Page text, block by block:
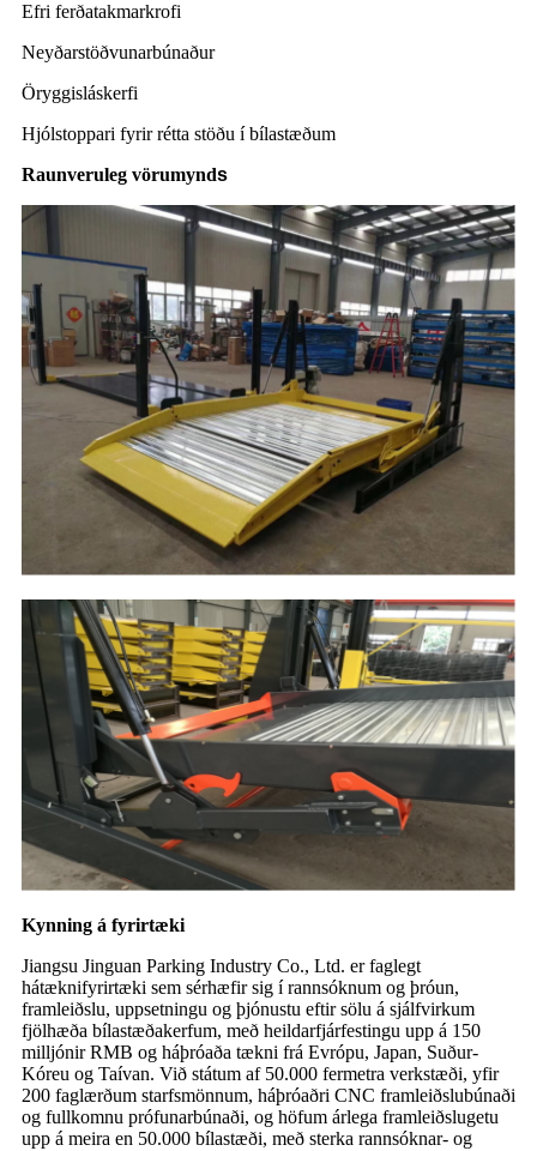
Efri ferðatakmarkrofi
Neyðarstöðvunarbúnaður
Öryggisláskerfi
Hjólstoppari fyrir rétta stöðu í bílastæðum
Raunveruleg vörumynds
Kynning á fyrirtæki
Jiangsu Jinguan Parking Industry Co., Ltd. er faglegt
hátæknifyrirtæki sem sérhæfir sig í rannsóknum og þróun,
framleiðslu, uppsetningu og þjónustu eftir sölu á sjálfvirkum
fjölhæða bílastæðakerfum, með heildarfjárfestingu upp á 150
milljónir RMB og háþróaða tækni frá Evrópu, Japan, Suður-
Kóreu og Taívan. Við státum af 50.000 fermetra verkstæði, yfir
200 faglærðum starfsmönnum, háþróaðri CNC framleiðslubúnaði
og fullkomnu prófunarbúnaði, og höfum árlega framleiðslugetu
upp á meira en 50.000 bílastæði, með sterka rannsóknar- og